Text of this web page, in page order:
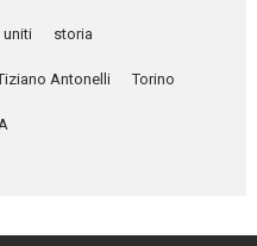
uniti storia
Antonelli Torino